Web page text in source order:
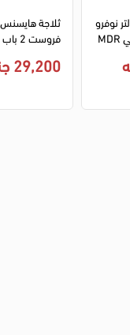
ثلاجة ميديا 330 لتر نوفرو
ست 2 باب كومبي MDR
29,200 جنيه